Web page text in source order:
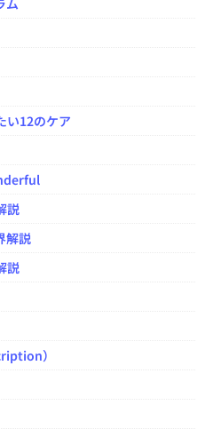
ム
い12のケア
説
解説
説
）